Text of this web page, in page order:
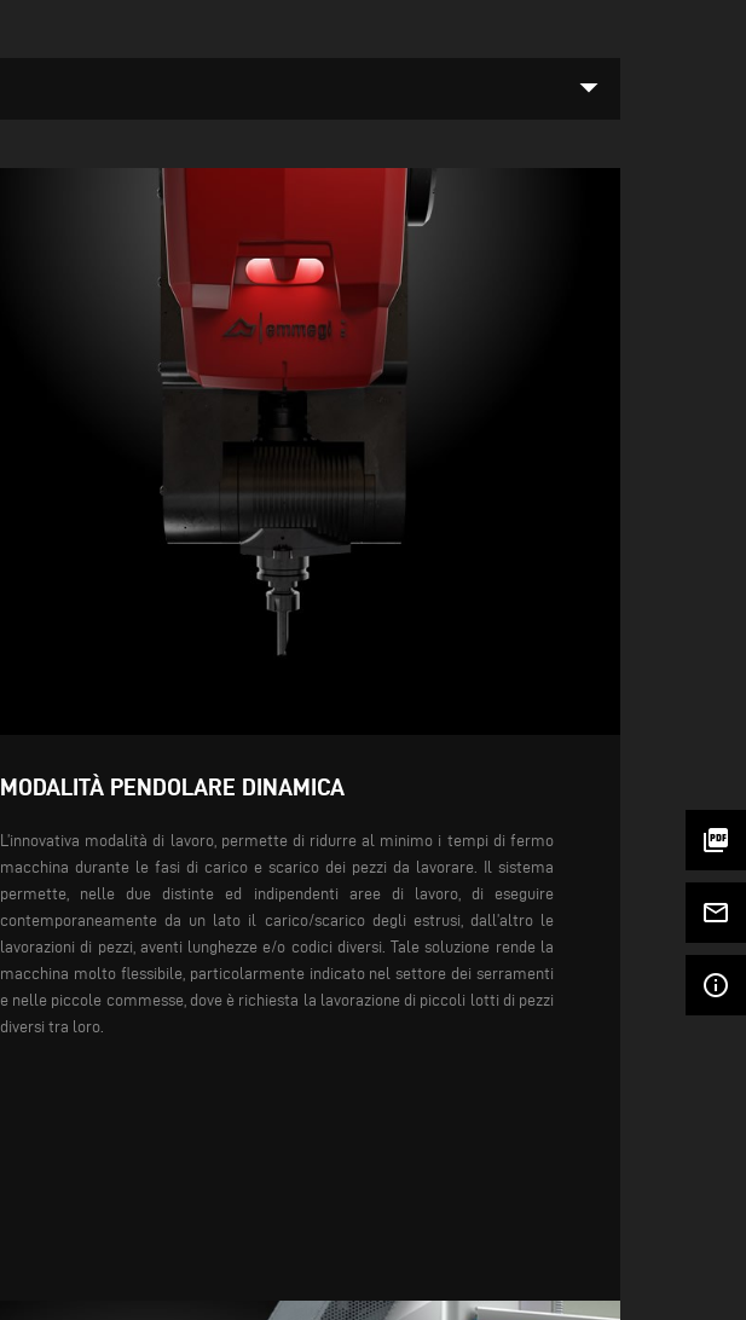
picture_as_pdf
mail_outline
info_outline
arrow_drop_down
MODALITÀ PENDOLARE DINAMICA
L’innovativa modalità di lavoro, permette di ridurre al minimo i tempi di fermo
macchina durante le fasi di carico e scarico dei pezzi da lavorare. Il sistema
permette, nelle due distinte ed indipendenti aree di lavoro, di eseguire
contemporaneamente da un lato il carico/scarico degli estrusi, dall’altro le
lavorazioni di pezzi, aventi lunghezze e/o codici diversi. Tale soluzione rende la
macchina molto flessibile, particolarmente indicato nel settore dei serramenti
e nelle piccole commesse, dove è richiesta la lavorazione di piccoli lotti di pezzi
diversi tra loro.